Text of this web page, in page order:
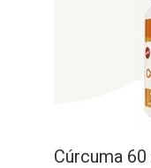
Cúrcuma 60